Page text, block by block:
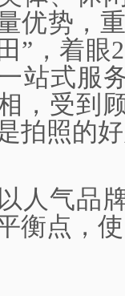
优势，
”，着眼
站式服
，受到
拍照的
人气品
衡点，